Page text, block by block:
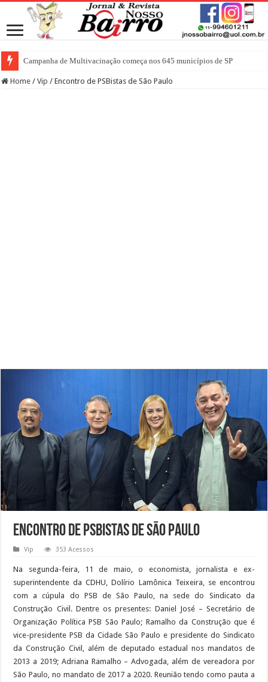
Campanha de Multivacinação começa nos 645 municípios de SP
Home / Vip / Encontro de PSBistas de São Paulo
Encontro de PSBistas de São Paulo
Vip 353 Acessos
Na segunda-feira, 11 de maio, o economista, jornalista e ex-
superintendente da CDHU, Dolírio Lamônica Teixeira, se encontrou
com a cúpula do PSB de São Paulo, na sede do Sindicato da
Construção Civil. Dentre os presentes: Daniel José – Secretário de
Organização Política PSB São Paulo; Ramalho da Construção que é
vice-presidente PSB da Cidade São Paulo e presidente do Sindicato
da Construção Civil, além de deputado estadual nos mandatos de
2013 a 2019; Adriana Ramalho – Advogada, além de vereadora por
São Paulo, no mandato de 2017 a 2020. Reunião tendo como pauta a